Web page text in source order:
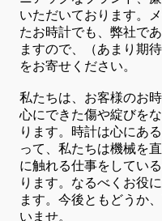
いただいております。
たお時計でも、弊社で
ますので、（あまり期
をお寄せください。
私たちは、お客様のお
心にできた傷や綻びを
ります。時計は心にあ
って、私たちは機械を
に触れる仕事をしてい
ります。なるべくお役
ます。今後ともどうか
いませ。